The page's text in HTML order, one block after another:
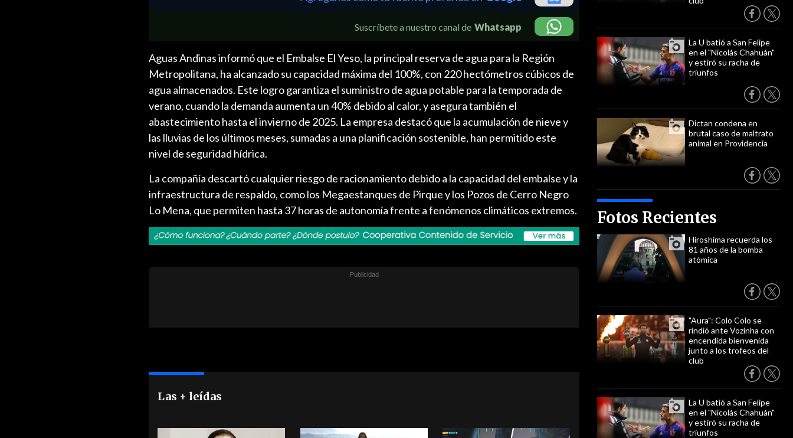
La U batió a San Felipe
en el "Nicolás Chahuán"
y estiró su racha de
triunfos
Dictan condena en
brutal caso de maltrato
animal en Providencia
Fotos Recientes
Hiroshima recuerda los
81 años de la bomba
atómica
"Aura": Colo Colo se
rindió ante Vozinha con
encendida bienvenida
junto a los trofeos del
club
La U batió a San Felipe
en el "Nicolás Chahuán"
y estiró su racha de
triunfos
Suscríbete a nuestro canal de Whatsapp
Aguas Andinas informó que el Embalse El Yeso, la principal reserva de agua para la Región
Metropolitana, ha alcanzado su capacidad máxima del 100%, con 220 hectómetros cúbicos de
agua almacenados. Este logro garantiza el suministro de agua potable para la temporada de
verano, cuando la demanda aumenta un 40% debido al calor, y asegura también el
abastecimiento hasta el invierno de 2025. La empresa destacó que la acumulación de nieve y
las lluvias de los últimos meses, sumadas a una planificación sostenible, han permitido este
nivel de seguridad hídrica.
La compañía descartó cualquier riesgo de racionamiento debido a la capacidad del embalse y la
infraestructura de respaldo, como los Megaestanques de Pirque y los Pozos de Cerro Negro
Lo Mena, que permiten hasta 37 horas de autonomía frente a fenómenos climáticos extremos.
Las + leídas